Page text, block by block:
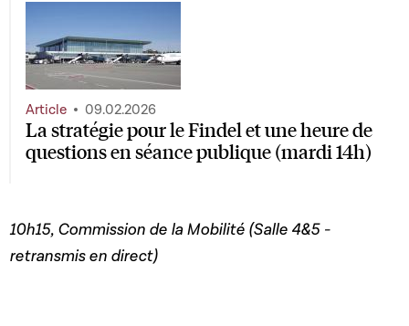
La stratégie pour le Findel et une heure de
questions en séance publique (mardi 14h)
Article 09.02.2026
10h15, Commission de la Mobilité (Salle 4&5 -
retransmis en direct)